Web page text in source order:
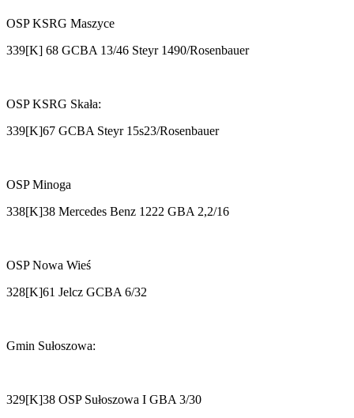
OSP KSRG Maszyce
339[K] 68 GCBA 13/46 Steyr 1490/Rosenbauer
OSP KSRG Skała:
339[K]67 GCBA Steyr 15s23/Rosenbauer
OSP Minoga
338[K]38 Mercedes Benz 1222 GBA 2,2/16
OSP Nowa Wieś
328[K]61 Jelcz GCBA 6/32
Gmin Sułoszowa:
329[K]38 OSP Sułoszowa I GBA 3/30